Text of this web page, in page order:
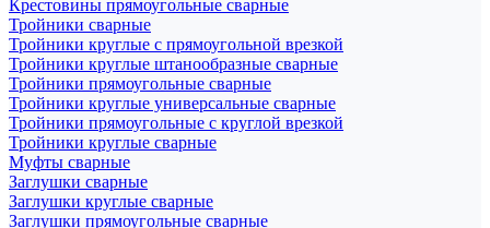
Крестовины прямоугольные сварные
Тройники сварные
Тройники круглые с прямоугольной врезкой
Тройники круглые штанообразные сварные
Тройники прямоугольные сварные
Тройники круглые универсальные сварные
Тройники прямоугольные с круглой врезкой
Тройники круглые сварные
Муфты сварные
Заглушки сварные
Заглушки круглые сварные
Заглушки прямоугольные сварные